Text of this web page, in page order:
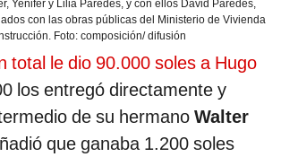
Yenifer y Lilia Paredes, y con ellos David Paredes,
con las obras públicas del Ministerio de Vivienda
Foto: composición/ difusión
total le dio 90.000 soles a Hugo
los entregó directamente y
de su hermano Walter
que ganaba 1.200 soles